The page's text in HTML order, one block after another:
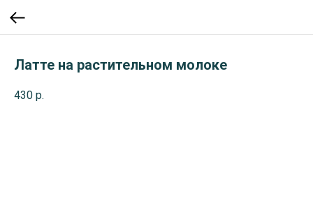
Латте на растительном молоке
430 р.